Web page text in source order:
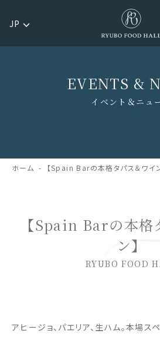
JP
EVENTS &
イベント＆ニュ
ホーム 【Spain Barの本格タパス＆ワイ
【Spain Barの本格
ン】
RYUBO FOOD
アヒージョ、パエリア、生ハム。本場ス